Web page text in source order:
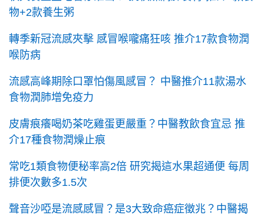
物+2款養生粥
轉季新冠流感夾擊 感冒喉嚨痛狂咳 推介17款食物潤
喉防病
流感高峰期除口罩怕傷風感冒？ 中醫推介11款湯水
食物潤肺增免疫力
皮膚痕癢喝奶茶吃雞蛋更嚴重？中醫教飲食宜忌 推
介17種食物潤燥止痕
常吃1類食物便秘率高2倍 研究揭這水果超通便 每周
排便次數多1.5次
聲音沙啞是流感感冒？是3大致命癌症徵兆？中醫揭